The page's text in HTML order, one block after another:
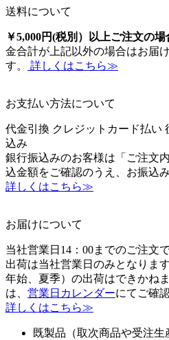
送料について
￥5,000円(税別）以上ご注文の
金合計が上記以外の場合はお届
す。
詳しくはこちら≫
お支払い方法について
代金引換 クレジットカード払い
込み
銀行振込みのお客様は「ご注文
込金額をご確認のうえ、お振込み
詳しくはこちら≫
お届けについて
当社営業日14：00までのご注文
出荷は当社営業日のみとなりま
年始、夏季）の出荷はできかね
は、 営業日カレンダーにてご確
詳しくはこちら≫
既製品（取次商品や受注生